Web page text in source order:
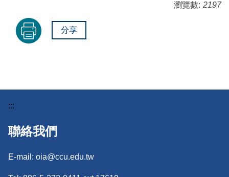
瀏覽數: 2197
分享
:::
聯絡我們
E-mail: oia@ccu.edu.tw